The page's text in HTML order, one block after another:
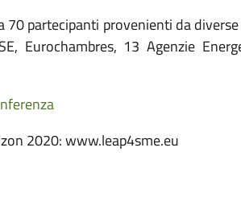
70 partecipanti provenienti da
Eurochambres, 13 Agenzie
2020: www.leap4sme.eu